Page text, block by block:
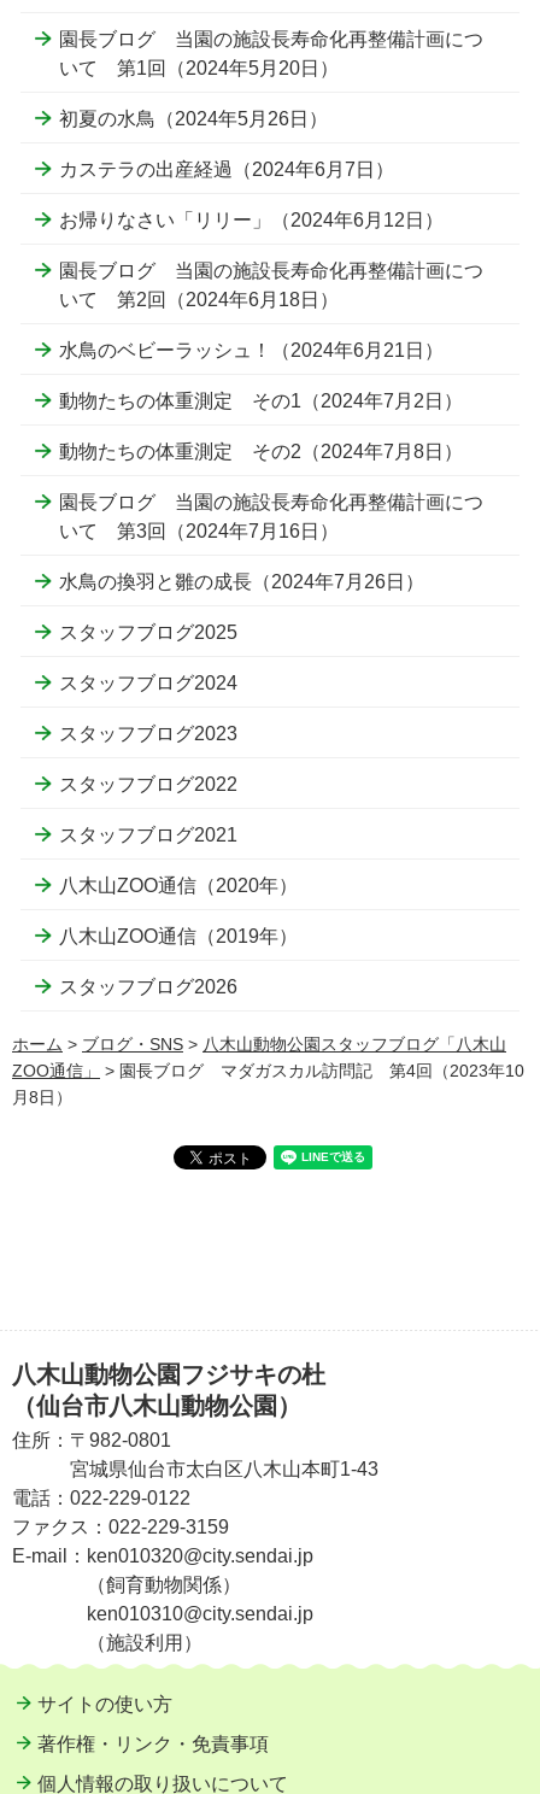
園長ブログ 当園の施設長寿命化再整備計画につ
いて 第1回（2024年5月20日）
初夏の水鳥（2024年5月26日）
カステラの出産経過（2024年6月7日）
お帰りなさい「リリー」（2024年6月12日）
園長ブログ 当園の施設長寿命化再整備計画につ
いて 第2回（2024年6月18日）
水鳥のベビーラッシュ！（2024年6月21日）
動物たちの体重測定 その1（2024年7月2日）
動物たちの体重測定 その2（2024年7月8日）
園長ブログ 当園の施設長寿命化再整備計画につ
いて 第3回（2024年7月16日）
水鳥の換羽と雛の成長（2024年7月26日）
スタッフブログ2025
スタッフブログ2024
スタッフブログ2023
スタッフブログ2022
スタッフブログ2021
八木山ZOO通信（2020年）
八木山ZOO通信（2019年）
スタッフブログ2026
ホーム > ブログ・SNS > 八木山動物公園スタッフブログ「八木山
ZOO通信」
> 園長ブログ マダガスカル訪問記 第4回（2023年10
月8日）
八木山動物公園フジサキの杜
（仙台市八木山動物公園）
住所： 〒982-0801
宮城県仙台市太白区八木山本町1-43
電話： 022-229-0122
ファクス： 022-229-3159
E-mail： ken010320@city.sendai.jp
（飼育動物関係）
ken010310@city.sendai.jp
（施設利用）
サイトの使い方
著作権・リンク・免責事項
個人情報の取り扱いについて